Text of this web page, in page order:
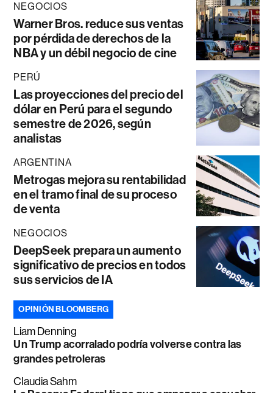
NEGOCIOS
Warner Bros. reduce sus ventas
por pérdida de derechos de la
NBA y un débil negocio de cine
PERÚ
Las proyecciones del precio del
dólar en Perú para el segundo
semestre de 2026, según
analistas
ARGENTINA
Metrogas mejora su rentabilidad
en el tramo final de su proceso
de venta
NEGOCIOS
DeepSeek prepara un aumento
significativo de precios en todos
sus servicios de IA
OPINIÓN BLOOMBERG
Liam Denning
Un Trump acorralado podría volverse contra las
grandes petroleras
Claudia Sahm